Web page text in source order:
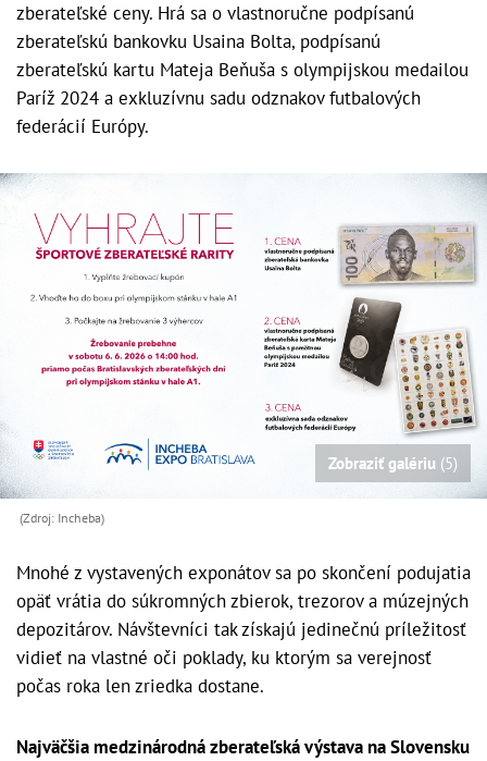
zberateľské ceny. Hrá sa o vlastnoručne podpísanú
zberateľskú bankovku Usaina Bolta, podpísanú
zberateľskú kartu Mateja Beňuša s olympijskou medailou
Paríž 2024 a exkluzívnu sadu odznakov futbalových
federácií Európy.
Zobraziť galériu (5)
(Zdroj: Incheba)
Mnohé z vystavených exponátov sa po skončení podujatia
opäť vrátia do súkromných zbierok, trezorov a múzejných
depozitárov. Návštevníci tak získajú jedinečnú príležitosť
vidieť na vlastné oči poklady, ku ktorým sa verejnosť
počas roka len zriedka dostane.
Najväčšia medzinárodná zberateľská výstava na Slovensku